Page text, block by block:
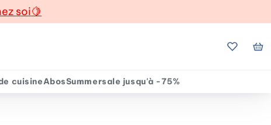
soi🍋
Mes
cuisineAbosSummersale jusqu'à -75%